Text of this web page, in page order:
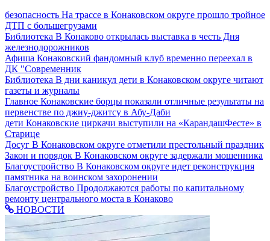
безопасность На трассе в Конаковском округе прошло тройное
ДТП с большегрузами
Библиотека В Конаково открылась выставка в честь Дня
железнодорожников
Афиша Конаковский фандомный клуб временно переехал в
ДК "Современник
Библиотека В дни каникул дети в Конаковском округе читают
газеты и журналы
Главное Конаковские борцы показали отличные результаты на
первенстве по джиу-джитсу в Абу-Даби
дети Конаковские циркачи выступили на «КарандашФесте» в
Старице
Досуг В Конаковском округе отметили престольный праздник
Закон и порядок В Конаковском округе задержали мошенника
Благоустройство В Конаковском округе идет реконструкция
памятника на воинском захоронении
Благоустройство Продолжаются работы по капитальному
ремонту центрального моста в Конаково
НОВОСТИ